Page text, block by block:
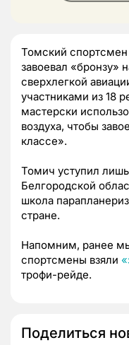
Томский
завоевал «бронзу»
сверхлегкой
участниками из 18
мастерски
воздуха, чтобы
классе».
Томич уступил
Белгородской
школа
стране.
Напомним, ранее
спортсмены взяли
трофи-рейде.
Поделиться